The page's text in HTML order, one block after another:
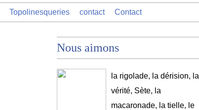
Topolinesqueries contact Contact
Nous aimons
la rigolade, la dérision, la
vérité, Sète, la
macaronade, la tielle, le